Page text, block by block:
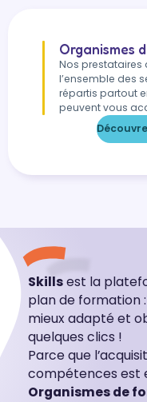
Organismes
Nos
l’ensemble des
répartis partout
peuvent vous
Skillsest la
plan de formation
mieux adapté et
quelques clics !
Parce que
compétences est
Organismes de